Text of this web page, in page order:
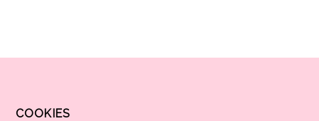
COOKIES